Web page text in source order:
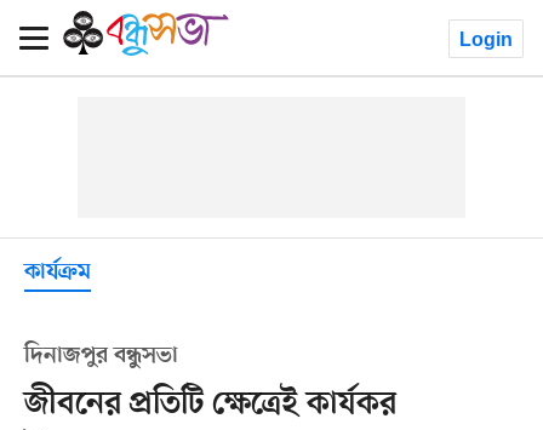
Login
কার্যক্রম
দিনাজপুর বন্ধুসভা
জীবনের প্রতিটি ক্ষেত্রেই কার্যকর